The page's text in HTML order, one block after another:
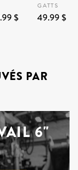
$
GATTS
49.99 $
PAR
6"